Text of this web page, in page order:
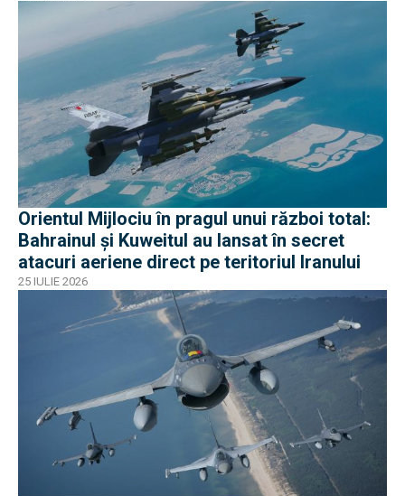
Orientul Mijlociu în pragul unui război total:
Bahrainul și Kuweitul au lansat în secret
atacuri aeriene direct pe teritoriul Iranului
25 IULIE 2026